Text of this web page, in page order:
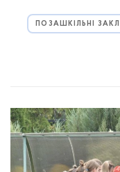
ПОЗАШКІЛЬНІ